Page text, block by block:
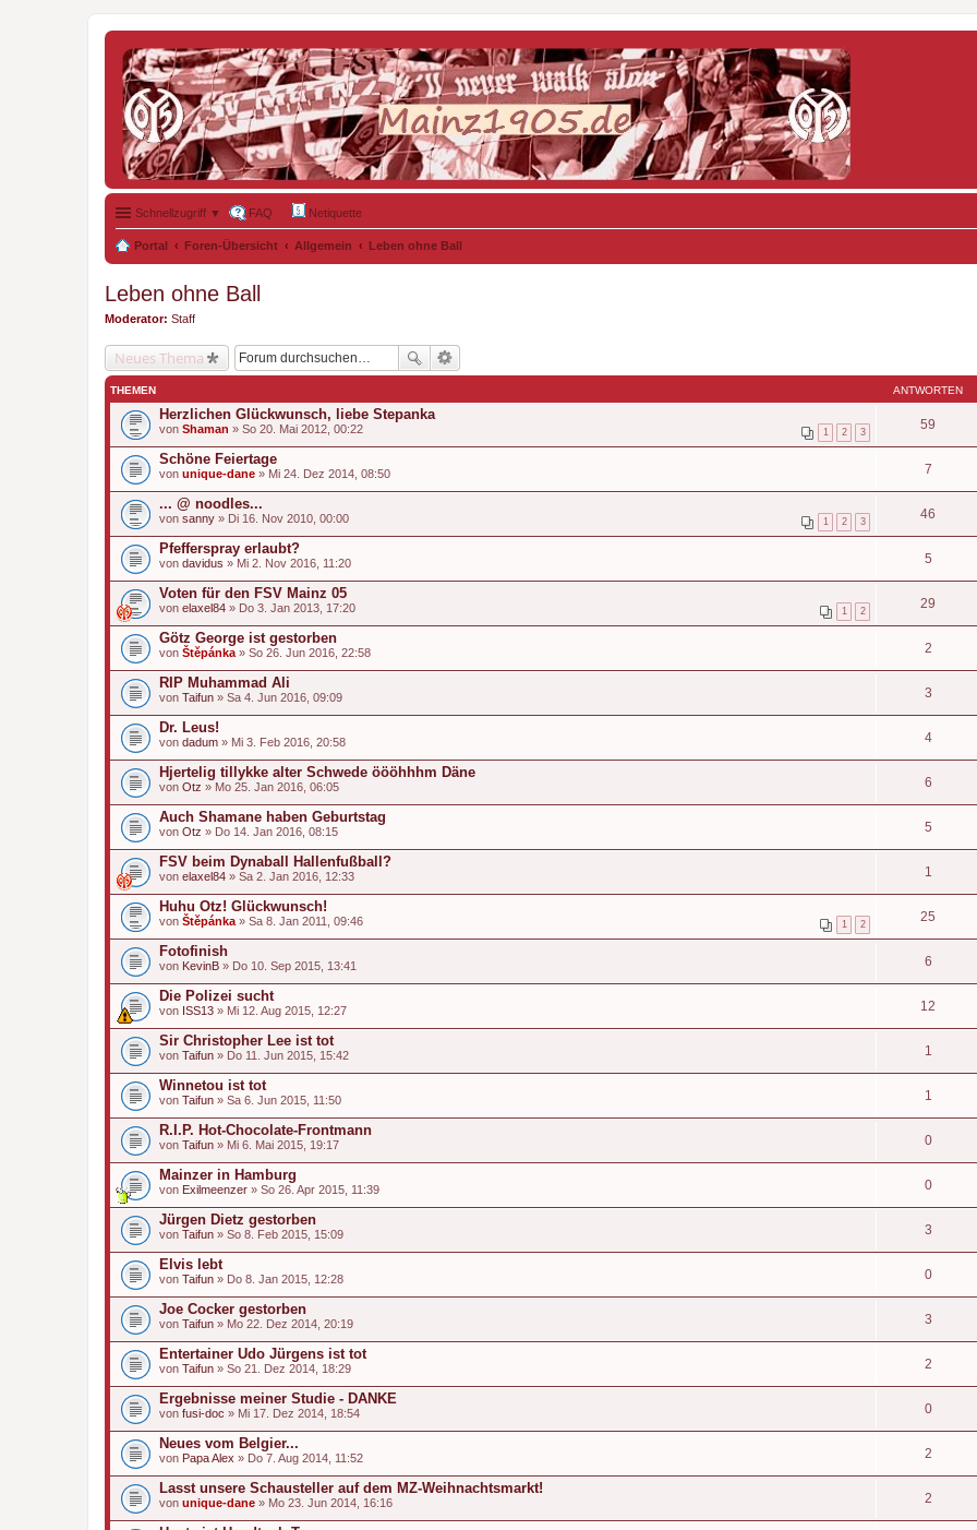
Schnellzugriff ▼ FAQ Netiquette
Portal Foren-Übersicht Allgemein Leben ohne Ball
Leben ohne Ball
Moderator: Staff
Neues Thema
THEMEN ANTWORTEN
Herzlichen Glückwunsch, liebe Stepanka
1 2 3
von Shaman » So 20. Mai 2012, 00:22 59
Schöne Feiertage
von unique-dane » Mi 24. Dez 2014, 08:50 7
... @ noodles...
1 2 3
von sanny » Di 16. Nov 2010, 00:00 46
Pfefferspray erlaubt?
von davidus » Mi 2. Nov 2016, 11:20 5
Voten für den FSV Mainz 05
1 2
von elaxel84 » Do 3. Jan 2013, 17:20 29
Götz George ist gestorben
von Štěpánka » So 26. Jun 2016, 22:58 2
RIP Muhammad Ali
von Taifun » Sa 4. Jun 2016, 09:09 3
Dr. Leus!
von dadum » Mi 3. Feb 2016, 20:58 4
Hjertelig tillykke alter Schwede öööhhhm Däne
von Otz » Mo 25. Jan 2016, 06:05 6
Auch Shamane haben Geburtstag
von Otz » Do 14. Jan 2016, 08:15 5
FSV beim Dynaball Hallenfußball?
von elaxel84 » Sa 2. Jan 2016, 12:33 1
Huhu Otz! Glückwunsch!
1 2
von Štěpánka » Sa 8. Jan 2011, 09:46 25
Fotofinish
von KevinB » Do 10. Sep 2015, 13:41 6
Die Polizei sucht
von ISS13 » Mi 12. Aug 2015, 12:27 12
Sir Christopher Lee ist tot
von Taifun » Do 11. Jun 2015, 15:42 1
Winnetou ist tot
von Taifun » Sa 6. Jun 2015, 11:50 1
R.I.P. Hot-Chocolate-Frontmann
von Taifun » Mi 6. Mai 2015, 19:17 0
Mainzer in Hamburg
von Exilmeenzer » So 26. Apr 2015, 11:39 0
Jürgen Dietz gestorben
von Taifun » So 8. Feb 2015, 15:09 3
Elvis lebt
von Taifun » Do 8. Jan 2015, 12:28 0
Joe Cocker gestorben
von Taifun » Mo 22. Dez 2014, 20:19 3
Entertainer Udo Jürgens ist tot
von Taifun » So 21. Dez 2014, 18:29 2
Ergebnisse meiner Studie - DANKE
von fusi-doc » Mi 17. Dez 2014, 18:54 0
Neues vom Belgier...
von Papa Alex » Do 7. Aug 2014, 11:52 2
Lasst unsere Schausteller auf dem MZ-Weihnachtsmarkt!
von unique-dane » Mo 23. Jun 2014, 16:16 2